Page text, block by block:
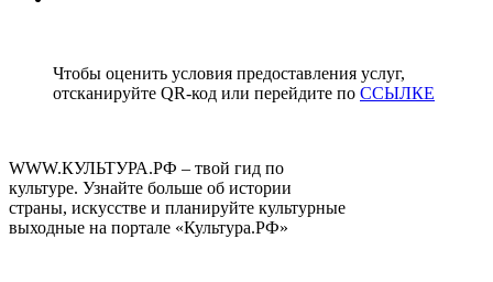
Чтобы оценить условия предоставления услуг,
отсканируйте QR-код или перейдите по ССЫЛКЕ
WWW.КУЛЬТУРА.РФ – твой гид по
культуре. Узнайте больше об истории
страны, искусстве и планируйте культурные
выходные на портале «Культура.РФ»